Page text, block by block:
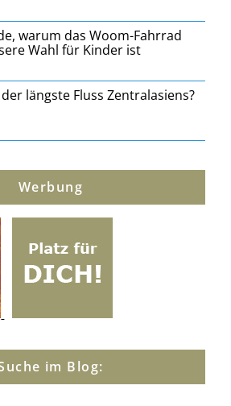
warum das Woom-Fahrrad
Wahl für Kinder ist
längste Fluss Zentralasiens?
Werbung
im Blog: